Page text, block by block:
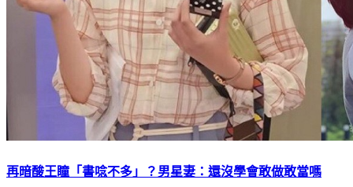
再暗酸王瞳「書唸不多」？男星妻：還沒學會敢做敢當嗎